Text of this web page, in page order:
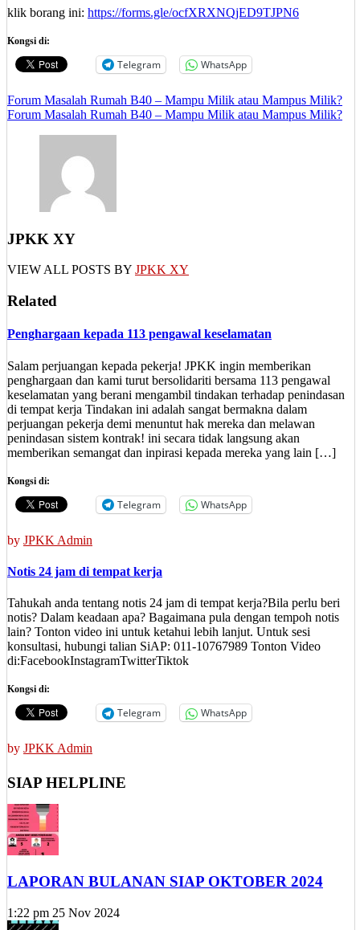
klik borang ini: https://forms.gle/ocfXRXNQjED9TJPN6
Kongsi di:
Telegram WhatsApp
Post
navigation
Forum Masalah Rumah B40 – Mampu Milik atau Mampus Milik?
Forum Masalah Rumah B40 – Mampu Milik atau Mampus Milik?
JPKK XY
VIEW ALL POSTS BY JPKK XY
Related
Penghargaan kepada 113 pengawal keselamatan
Salam perjuangan kepada pekerja! JPKK ingin memberikan
penghargaan dan kami turut bersolidariti bersama 113 pengawal
keselamatan yang berani mengambil tindakan terhadap penindasan
di tempat kerja Tindakan ini adalah sangat bermakna dalam
perjuangan pekerja demi menuntut hak mereka dan melawan
penindasan sistem kontrak! ini secara tidak langsung akan
memberikan semangat dan inpirasi kepada mereka yang lain […]
Kongsi di:
Telegram WhatsApp
by JPKK Admin
Notis 24 jam di tempat kerja
Tahukah anda tentang notis 24 jam di tempat kerja?Bila perlu beri
notis? Dalam keadaan apa? Bagaimana pula dengan tempoh notis
lain? Tonton video ini untuk ketahui lebih lanjut. Untuk sesi
konsultasi, hubungi talian SiAP: 011-10767989 Tonton Video
di:FacebookInstagramTwitterTiktok
Kongsi di:
Telegram WhatsApp
by JPKK Admin
SIAP HELPLINE
LAPORAN BULANAN SIAP OKTOBER 2024
1:22 pm 25 Nov 2024